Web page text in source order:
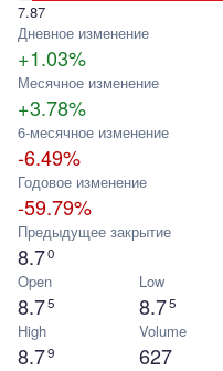
7.87
Дневное изменение
+1.03%
Месячное изменение
+3.78%
6-месячное изменение
-6.49%
Годовое изменение
-59.79%
Предыдущее закрытие
8.70
Open
8.75
Low
8.75
High
8.79
Volume
627